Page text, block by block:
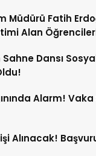
Müdürü Fatih
Alan
Sahne Dansı
Alarm! Vaka
Alınacak!